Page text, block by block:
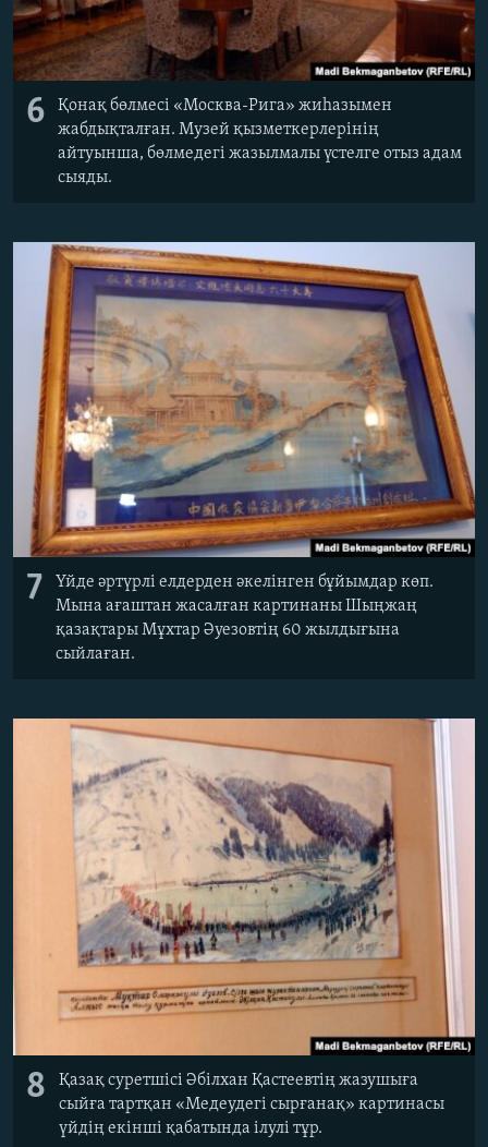
6
Қонақ бөлмесі «Москва-Рига» жиһазымен
жабдықталған. Музей қызметкерлерінің
айтуынша, бөлмедегі жазылмалы үстелге отыз адам
сыяды.
7
Үйде әртүрлі елдерден әкелінген бұйымдар көп.
Мына ағаштан жасалған картинаны Шыңжаң
қазақтары Мұхтар Әуезовтің 60 жылдығына
сыйлаған.
8
Қазақ суретшісі Әбілхан Қастеевтің жазушыға
сыйға тартқан «Медеудегі сырғанақ» картинасы
үйдің екінші қабатында ілулі тұр.